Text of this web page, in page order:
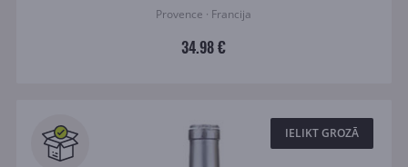
Provence · Francija
34.98 €
IELIKT GROZĀ